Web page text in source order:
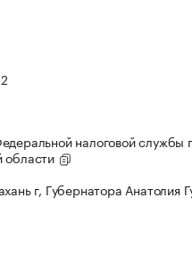
налоговой службы
области
г, Губернатора Анатолия